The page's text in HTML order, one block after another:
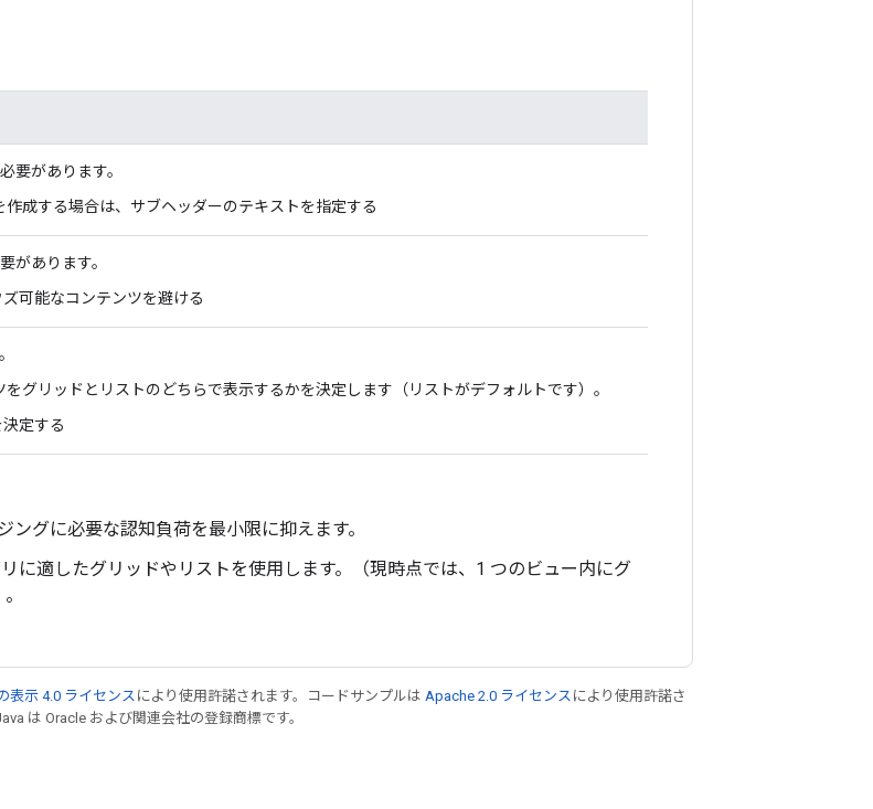
要があります。
作成する場合は、サブヘッダーのテキストを指定する
があります。
可能なコンテンツを避ける
をグリッドとリストのどちらで表示するかを決定します（リストがデフォルトです）。
定する
ングに必要な認知負荷を最小限に抑えます。
に適したグリッドやリストを使用します。（現時点では、1 つのビュー内にグ
表示 4.0 ライセンス により使用許諾されます。コードサンプルは Apache 2.0 ライセンス により使用許諾さ
は Oracle および関連会社の登録商標です。